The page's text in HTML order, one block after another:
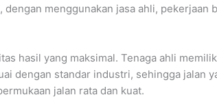
menggunakan jasa ahli, pekerjaan
hasil yang maksimal. Tenaga ahli
dengan standar industri, sehingga jalan
jalan rata dan kuat.